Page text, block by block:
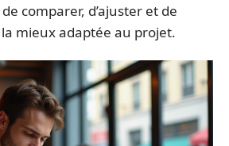
comparer, d’ajuster et de
mieux adaptée au projet.